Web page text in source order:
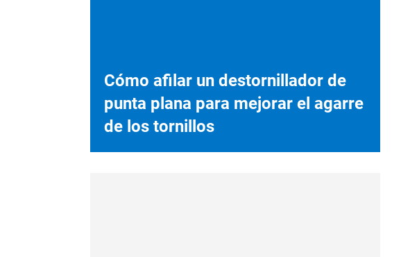
Cómo afilar un destornillador de
punta plana para mejorar el agarre
de los tornillos